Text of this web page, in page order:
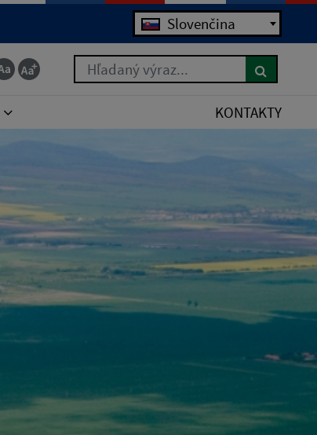
Slovenčina
Hľadaný výraz...
KONTAKTY